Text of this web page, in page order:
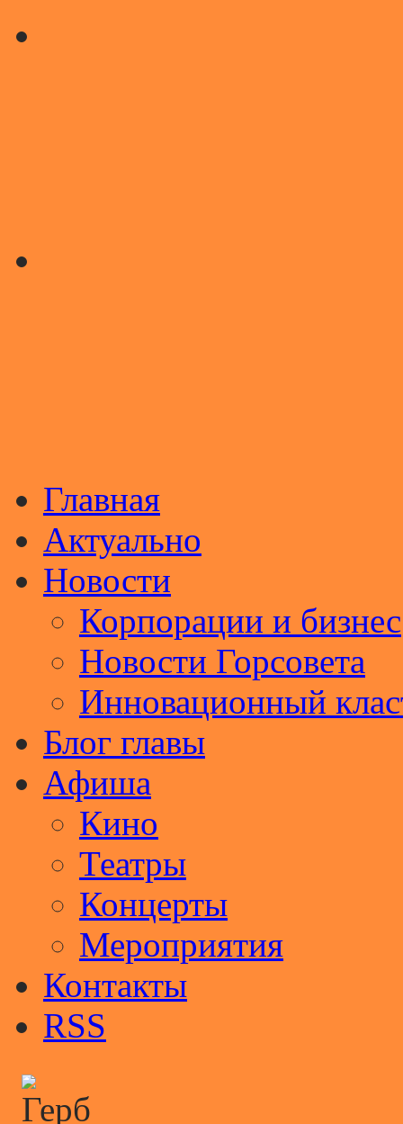
Главная
Актуально
Новости
Корпорации и бизнес
Новости Горсовета
Инновационный
Блог главы
Афиша
Кино
Театры
Концерты
Мероприятия
Контакты
RSS